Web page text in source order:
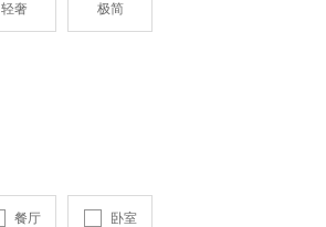
轻奢 极简
餐厅 卧室